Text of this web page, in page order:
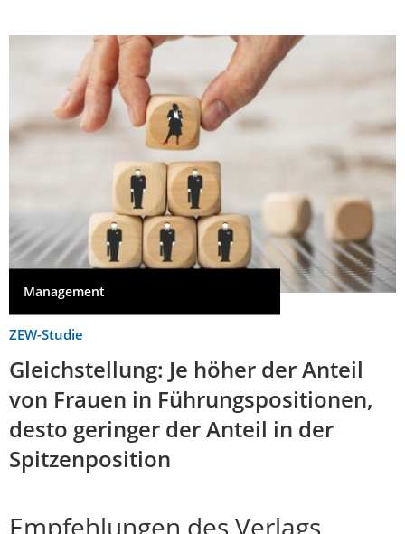
Management
ZEW-Studie
Gleichstellung: Je höher der Anteil
von Frauen in Führungspositionen,
desto geringer der Anteil in der
Spitzenposition
Empfehlungen des Verlags